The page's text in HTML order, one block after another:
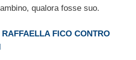
qualora fosse suo.
RAFFAELLA FICO CONTRO